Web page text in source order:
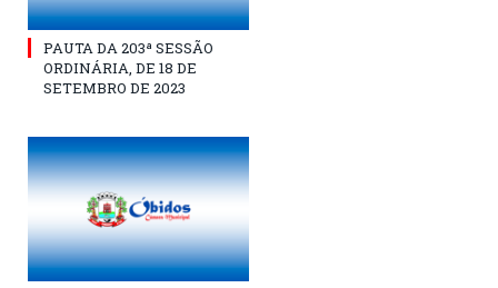
PAUTA DA 203ª SESSÃO
ORDINÁRIA, DE 18 DE
SETEMBRO DE 2023